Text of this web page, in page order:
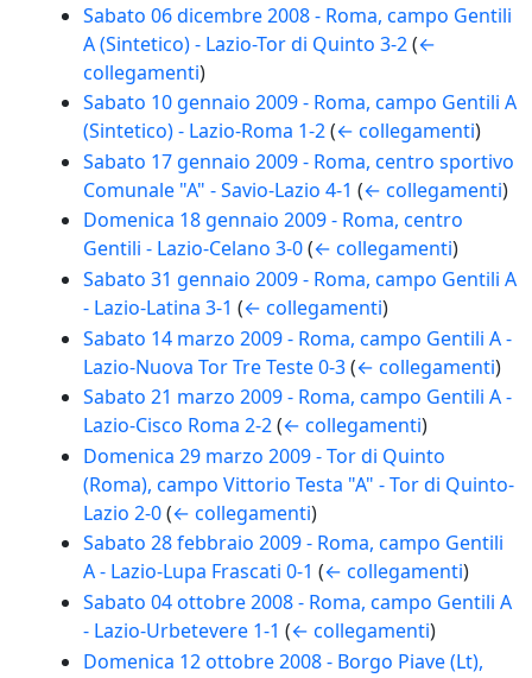
Sabato 06 dicembre 2008 - Roma, campo Gentili
A (Sintetico) - Lazio-Tor di Quinto 3-2 (←
collegamenti)
Sabato 10 gennaio 2009 - Roma, campo Gentili A
(Sintetico) - Lazio-Roma 1-2 (← collegamenti)
Sabato 17 gennaio 2009 - Roma, centro sportivo
Comunale "A" - Savio-Lazio 4-1 (← collegamenti)
Domenica 18 gennaio 2009 - Roma, centro
Gentili - Lazio-Celano 3-0 (← collegamenti)
Sabato 31 gennaio 2009 - Roma, campo Gentili A
- Lazio-Latina 3-1 (← collegamenti)
Sabato 14 marzo 2009 - Roma, campo Gentili A -
Lazio-Nuova Tor Tre Teste 0-3 (← collegamenti)
Sabato 21 marzo 2009 - Roma, campo Gentili A -
Lazio-Cisco Roma 2-2 (← collegamenti)
Domenica 29 marzo 2009 - Tor di Quinto
(Roma), campo Vittorio Testa "A" - Tor di Quinto-
Lazio 2-0 (← collegamenti)
Sabato 28 febbraio 2009 - Roma, campo Gentili
A - Lazio-Lupa Frascati 0-1 (← collegamenti)
Sabato 04 ottobre 2008 - Roma, campo Gentili A
- Lazio-Urbetevere 1-1 (← collegamenti)
Domenica 12 ottobre 2008 - Borgo Piave (Lt),